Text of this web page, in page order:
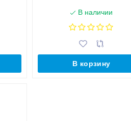
В наличии
В корзину